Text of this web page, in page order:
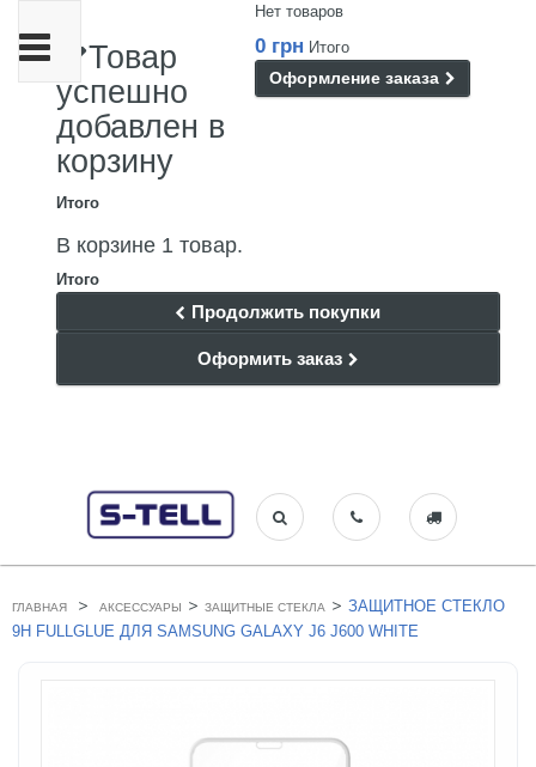
Нет товаров
0 грн Итого
Оформление заказа
Товар
успешно
добавлен в
корзину
Итого
В корзине 1 товар.
Итого
Продолжить покупки
Оформить заказ
Переключить
навигации
ГЛАВНАЯ > АКСЕССУАРЫ > ЗАЩИТНЫЕ СТЕКЛА > ЗАЩИТНОЕ СТЕКЛО
9H FULLGLUE ДЛЯ SAMSUNG GALAXY J6 J600 WHITE